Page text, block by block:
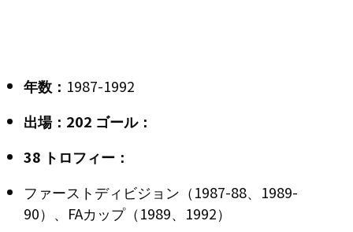
年数： 1987-1992
出場：202 ゴール：
38 トロフィー：
ファーストディビジョン（1987-88、1989-
90）、FAカップ（1989、1992）